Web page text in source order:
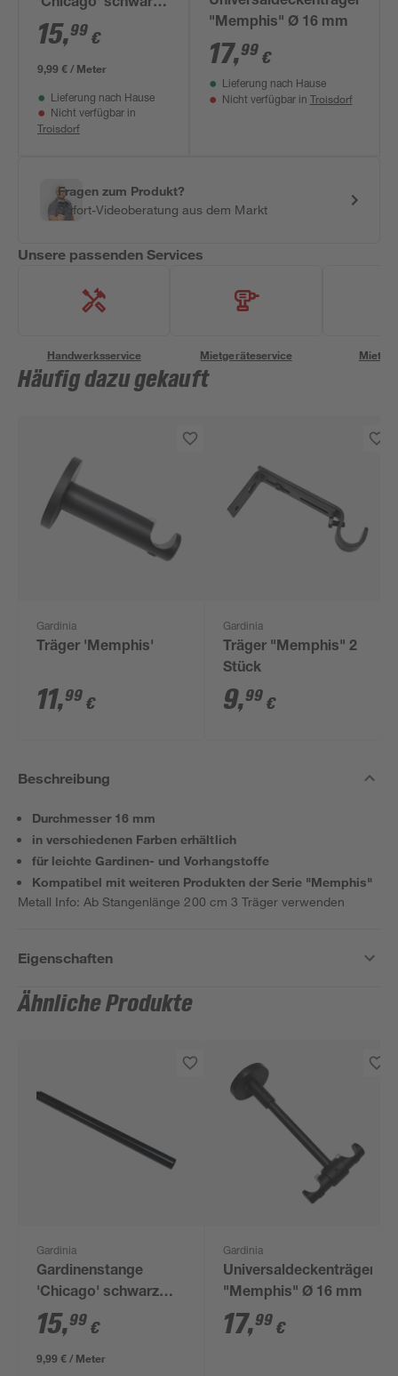
'Chicago' schwarz
160 cm
15,99 €
9,99 € / Meter
Lieferung nach Hause
Nicht verfügbar in
Troisdorf
"Memphis" Ø 16 mm
17,99 €
Lieferung nach Hause
Nicht verfügbar in Troisdorf
Fragen zum Produkt?
Sofort-Videoberatung aus dem Markt
Unsere passenden Services
Handwerksservice Mietgeräteservice
Häufig dazu gekauft
Gardinia
Träger 'Memphis'
11,99 €
Gardinia
Träger "Memphis" 2
Stück
9,99 €
Beschreibung
Durchmesser 16 mm
in verschiedenen Farben erhältlich
für leichte Gardinen- und Vorhangstoffe
Kompatibel mit weiteren Produkten der Serie "Memphis"
Metall Info: Ab Stangenlänge 200 cm 3 Träger verwenden
Eigenschaften
Ähnliche Produkte
Gardinia
Gardinenstange
'Chicago' schwarz
160 cm
15,99 €
9,99 € / Meter
Gardinia
Universaldeckenträger
"Memphis" Ø 16 mm
17,99 €